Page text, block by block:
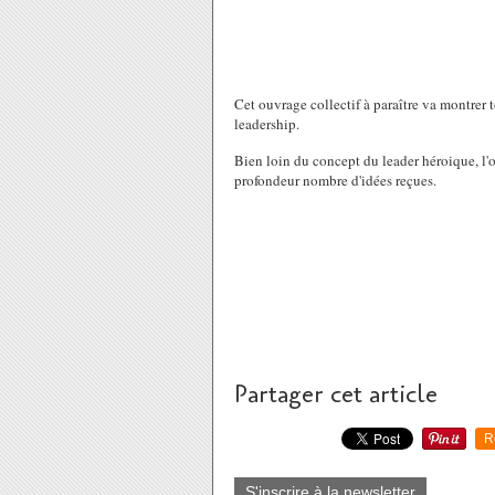
Cet ouvrage collectif à paraître va montrer
leadership.
Bien loin du concept du leader héroique,
profondeur nombre d'idées reçues.
Partager cet article